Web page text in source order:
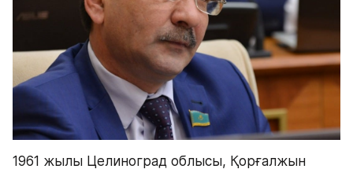
1961 жылы Целиноград облысы, Қорғалжын